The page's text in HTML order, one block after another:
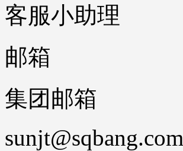
客服小助理
邮箱
集团邮箱
sunjt@sqbang.com